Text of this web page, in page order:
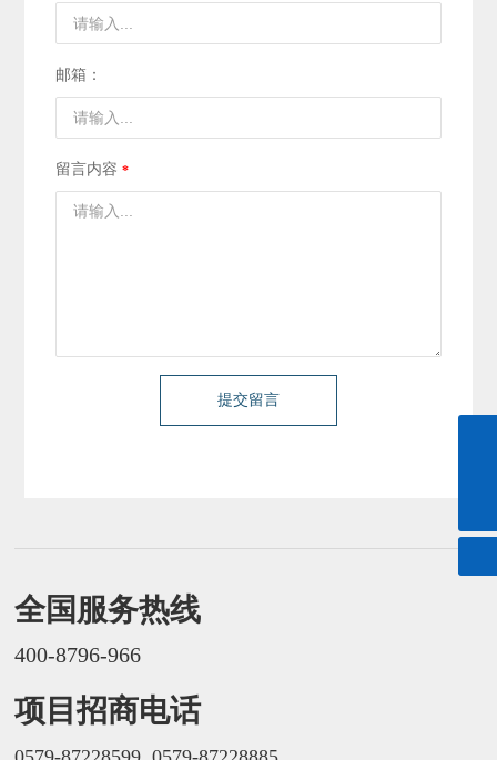
邮箱：
留言内容
提交留言
全国服务热线
400-8796-966
项目招商电话